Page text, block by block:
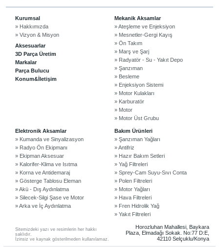
©2024 Courpar Otomotiv & Yedek Parça
Sitemizdeki yazı ve resimlerin her hakkı
saklıdır.
İzinsiz ve kaynak gösterilmeden kullanılamaz.
Horozluhan Mahallesi, Baykara
Plaza, Elmadağı Sokak. No:77 D:E,
42110 Selçuklu/Konya
Kurumsal
» Hakkımızda
» Vizyon & Misyon
Aksesuarlar
3D Parça Üretim
Markalar
Parça Bulucu
Konum&İletişim
Mekanik Aksamlar
» Ateşleme ve Enjeksiyon
» Mesnetler-Gergi Kayış
» Ön Takım
» Marş ve Şarj
» Radyatör - Su - Yakıt Depo
» Şanzıman
» Besleme
» Enjeksiyon Sistemi
» Motor Kulakları
» Karburatör
» Motor
» Motor Üst Grubu
Elektronik Aksamlar
» Kumanda ve Sinyalizasyon
» Radyo Ön Ekipmanı
» Ekipman Aksesuar
» Kalorifer-Klima ve Isıtma
» Korna ve Antidemaraj
» Gösterge Tablosu Eleman
» Akü - Dış Aydınlatma
» Silecek-Silgi Şase ve Motor
» Arka ve İç Aydınlatma
Bakım Ürünleri
» Şanzıman Yağları
» Antifriz
» Hazır Bakım Setleri
» Yağ Filtreleri
» Sprey-Cam Suyu-Sıvı Conta
» Polen Filtreleri
» Motor Yağları
» Hava Filtreleri
» Fren Hidrolik Yağ
» Yakıt Filtreleri